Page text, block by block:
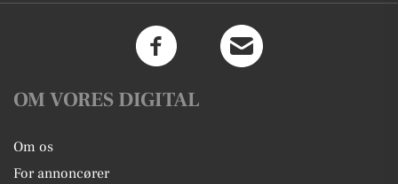
OM VORES DIGITAL
Om os
For annoncører